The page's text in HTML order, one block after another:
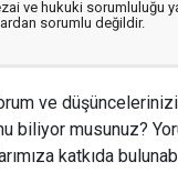
ve hukuki sorumluluğu
sorumlu değildir.
ve
biliyor musunuz?
katkıda